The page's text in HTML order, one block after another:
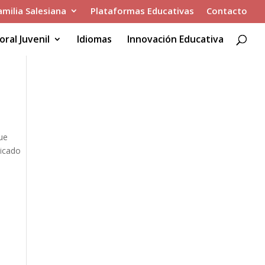
Salesiana Plataformas Educativas Contacto
Juvenil Idiomas Innovación Educativa